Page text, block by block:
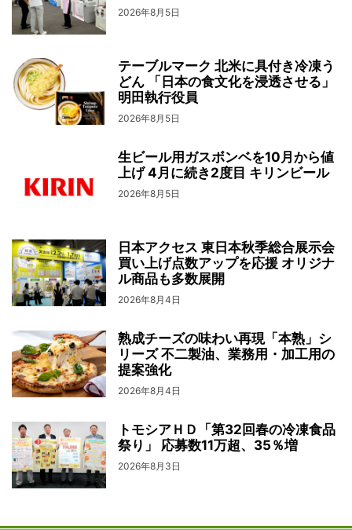
2026年8月5日
テーブルマーク 北米に具付き冷凍う
どん 「日本の食文化を浸透させる」
明田執行役員
2026年8月5日
生ビール用ガスボンベを10月から値
上げ 4月に続き2度目 キリンビール
2026年8月5日
日本アクセス 東日本秋季総合展示会
買い上げ点数アップを応援 オリジナ
ル商品も多数展開
2026年8月4日
熟成チーズの味わい再現「本熟」シ
リーズ 不二製油、業務用・加工用の
提案強化
2026年8月4日
トモシアＨＤ「第32回春の冷凍食品
祭り」 応募数11万超、35％増
2026年8月3日